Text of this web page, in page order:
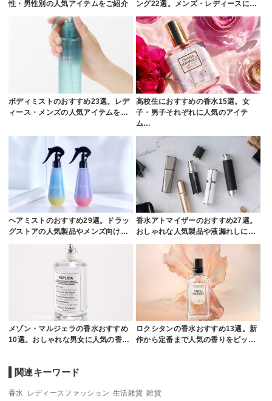
性・男性別の人気アイテムをご紹介
ング22選。メンズ・レディースに…
ボディミストのおすすめ23選。レデ
ィース・メンズの人気アイテムを…
高校生におすすめの香水15選。女
子・男子それぞれに人気のアイテ
ム…
ヘアミストのおすすめ29選。ドラッ
グストアの人気製品やメンズ向け…
香水アトマイザーのおすすめ27選。
おしゃれな人気製品や液漏れしに…
メゾン・マルジェラの香水おすすめ
10選。おしゃれな男女に人気の香…
ロクシタンの香水おすすめ13選。新
作から定番まで人気の香りをピッ…
関連キーワード
香水 レディースファッション 生活雑貨 雑貨